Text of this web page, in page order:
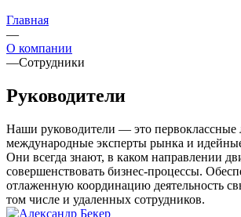
Главная
—
О компании
—Сотрудники
Руководители
Наши руководители — это первоклассные
международные эксперты рынка и
Они всегда знают, в каком направлении
совершенствовать бизнес-процессы.
отлаженную координацию деятельность
том числе и удаленных сотрудников.